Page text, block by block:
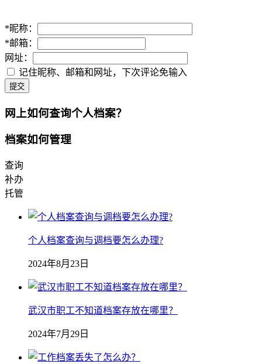
*昵称：
*邮箱：
网址：
记住昵称、邮箱和网址，下次评论免输入
提交
网上如何查询个人档案？
档案如何管理
查询
补办
托管
个人档案查询与调档要怎么办理?
2024年8月23日
武汉市职工不知道档案存放在哪里？
2024年7月29日